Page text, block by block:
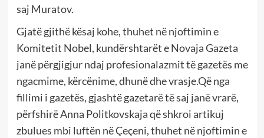
saj Muratov.
Gjatë gjithë kësaj kohe, thuhet në njoftimin e
Komitetit Nobel, kundërshtarët e Novaja Gazeta
janë përgjigjur ndaj profesionalazmit të gazetës me
ngacmime, kërcënime, dhunë dhe vrasje.Që nga
fillimi i gazetës, gjashtë gazetarë të saj janë vrarë,
përfshirë Anna Politkovskaja që shkroi artikuj
zbulues mbi luftën në Çeçeni, thuhet në njoftimin e